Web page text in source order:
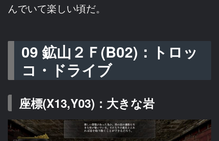
んでいて楽しい頃だ。
09 鉱山２Ｆ(B02)：トロッ
コ・ドライブ
座標(X13,Y03)：大きな岩